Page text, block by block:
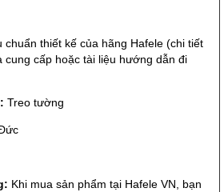
chuẩn thiết kế của hãng Hafele (chi tiết
cung cấp hoặc tài liệu hướng dẫn đi
Treo tường
Khi mua sản phẩm tại Hafele VN, bạn